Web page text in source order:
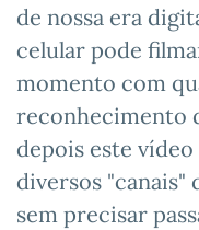
de nossa era
celular pode
momento com
reconhecimento
depois este
diversos
sem precisar